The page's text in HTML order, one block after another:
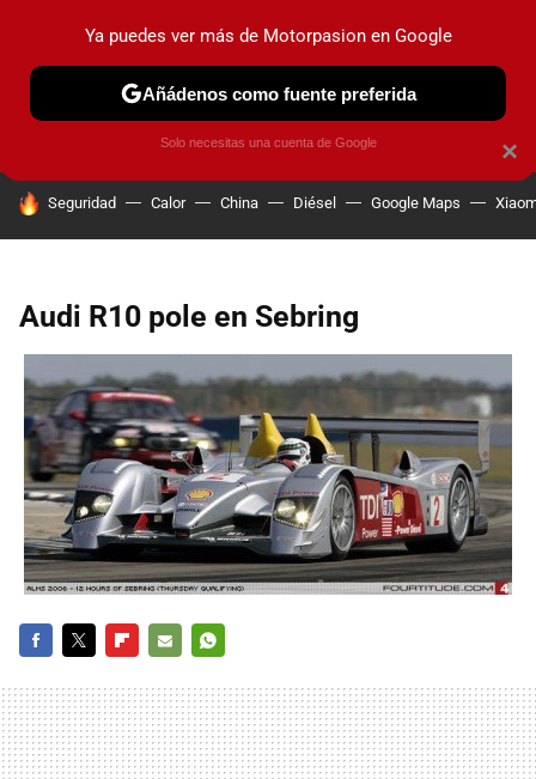
PRUEBAS COCHES ELÉCTRICOS OBSERVATORIO
HOY SE HABLA DE
Seguridad Calor China Diésel Google Maps
Audi R10 pole en Sebring
MAIL
×
Ya puedes ver más de Motorpasion en Google
Añádenos como fuente preferida
Solo necesitas una cuenta de Google